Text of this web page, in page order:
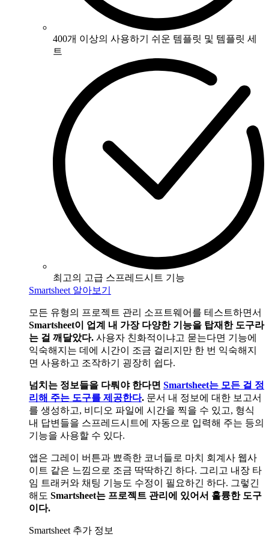
400개 이상의 사용하기 쉬운 템플릿 및 템플릿 세
트
최고의 고급 스프레드시트 기능
Smartsheet 알아보기
모든 유형의 프로젝트 관리 소프트웨어를 테스트하면서
Smartsheet이 업계 내 가장 다양한 기능을 탑재한 도구라
는 걸 깨달았다. 사용자 친화적이냐고 묻는다면 기능에
익숙해지는 데에 시간이 조금 걸리지만 한 번 익숙해지
면 사용하고 조작하기 굉장히 쉽다.
넘치는 정보들을 다뤄야 한다면 Smartsheet는 모든 걸 정
리해 주는 도구를 제공한다. 문서 내 정보에 대한 보고서
를 생성하고, 비디오 파일에 시간을 찍을 수 있고, 형식
내 답변들을 스프레드시트에 자동으로 입력해 주는 등의
기능을 사용할 수 있다.
앱은 그레이 버튼과 뾰족한 코너들로 마치 회계사 웹사
이트 같은 느낌으로 조금 딱딱하긴 하다. 그리고 내장 타
임 트래커와 채팅 기능도 수정이 필요하긴 하다. 그렇긴
해도 Smartsheet는 프로젝트 관리에 있어서 훌륭한 도구
이다.
Smartsheet 추가 정보